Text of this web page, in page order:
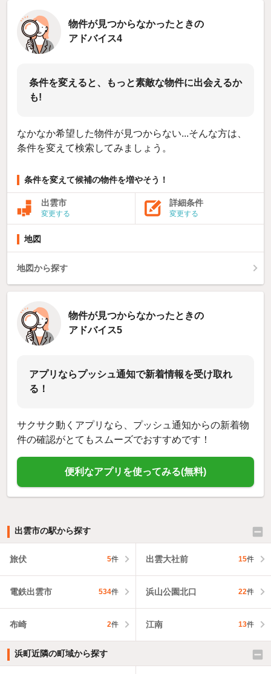
物件が見つからなかったときの
アドバイス4
条件を変えると、もっと素敵な物件に出会えるか
も!
なかなか希望した物件が見つからない...そんな方は、
条件を変えて検索してみましょう。
条件を変えて候補の物件を増やそう！
出雲市
変更する
詳細条件
変更する
地図
地図から探す
物件が見つからなかったときの
アドバイス5
アプリならプッシュ通知で新着情報を受け取れ
る！
サクサク動くアプリなら、プッシュ通知からの新着物
件の確認がとてもスムーズでおすすめです！
便利なアプリを使ってみる(無料)
出雲市の駅から探す
旅伏 5件 出雲大社前 15件
電鉄出雲市 534件 浜山公園北口 22件
布崎 2件 江南 13件
浜町近隣の町域から探す